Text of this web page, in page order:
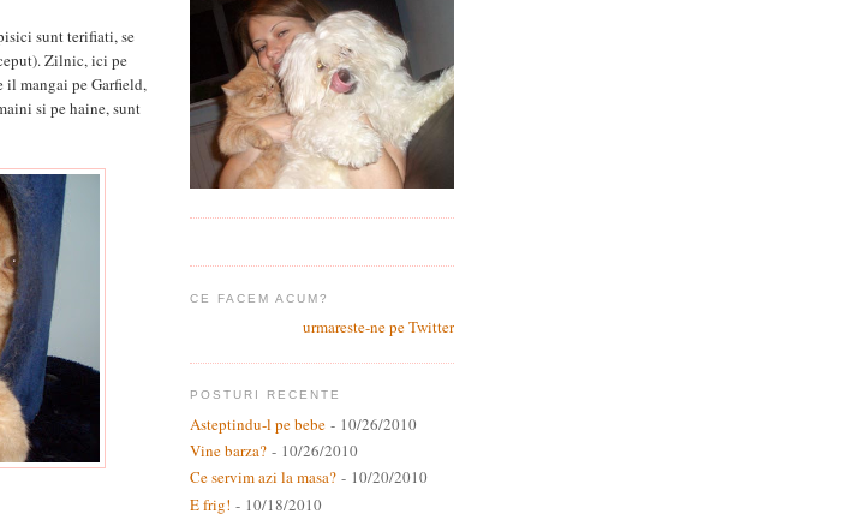
sunt terifiati, se
Zilnic, ici pe
il mangai pe Garfield,
si pe haine, sunt
CE FACEM ACUM?
urmareste-ne pe Twitter
POSTURI RECENTE
Asteptindu-l pe bebe - 10/26/2010
Vine barza? - 10/26/2010
Ce servim azi la masa? - 10/20/2010
E frig! - 10/18/2010